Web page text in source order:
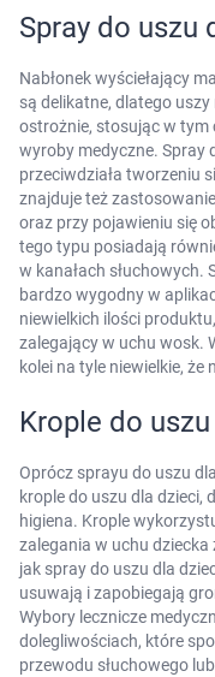
Spray do uszu
Nabłonek wyściełający
są delikatne, dlatego
ostrożnie, stosując w tym
wyroby medyczne. Spray
przeciwdziała tworzeniu
znajduje też
oraz przy pojawieniu się
tego typu posiadają
w kanałach słuchowych.
bardzo wygodny w
niewielkich ilości
zalegający w uchu wosk.
kolei na tyle niewielkie,
Krople do
Oprócz sprayu do uszu
krople do uszu dla dzieci,
higiena. Krople
zalegania w uchu
jak spray do uszu dla
usuwają i zapobiegają
Wybory lecznicze
dolegliwościach, które
przewodu słuchowego